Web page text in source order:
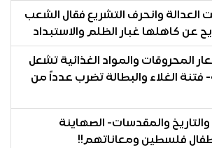
العدالة وانحرف التشريع فقال الشعب
عن كاهلها غبار الظلم والاستبداد
المحروقات والمواد الغذائية تشعل
الغلاء والبطالة تضرب عدداً من
والمقدسات- الصهاينة
فلسطين ومعاناتهم!!